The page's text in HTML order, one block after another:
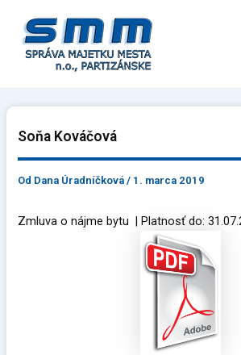
obsah
Soňa Kováčová
Od Dana Úradníčková/ 1. marca 2019
Zmluva o nájme bytu | Platnosť do: